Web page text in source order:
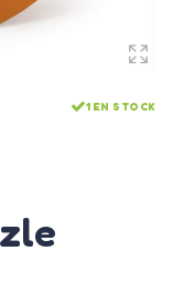
1 EN STOCK